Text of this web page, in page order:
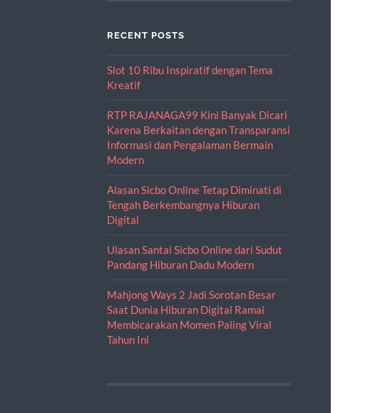
RECENT POSTS
Slot 10 Ribu Inspiratif dengan Tema
Kreatif
RTP RAJANAGA99 Kini Banyak Dicari
Karena Berkaitan dengan Transparansi
Informasi dan Pengalaman Bermain
Modern
Alasan Sicbo Online Tetap Diminati di
Tengah Berkembangnya Hiburan
Digital
Ulasan Santai Sicbo Online dari Sudut
Pandang Hiburan Dadu Modern
Mahjong Ways 2 Jadi Sorotan Besar
Saat Dunia Hiburan Digital Ramai
Membicarakan Momen Paling Viral
Tahun Ini